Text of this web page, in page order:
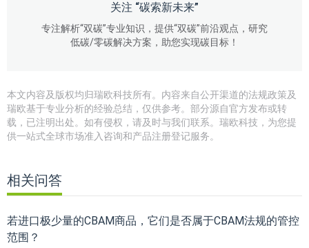
关注 “碳索新未来”
专注解析“双碳”专业知识，提供“双碳”前沿观点，研究
低碳/零碳解决方案，助您实现碳目标！
本文内容及版权均归瑞欧科技所有。内容来自公开渠道的法规政策及
瑞欧基于专业分析的经验总结，仅供参考。部分源自官方发布或转
载，已注明出处。如有侵权，请及时与我们联系。瑞欧科技，为您提
供一站式全球市场准入咨询和产品注册登记服务。
相关问答
若进⼝极少量的CBAM商品，它们是否属于CBAM法规的管控
范围？